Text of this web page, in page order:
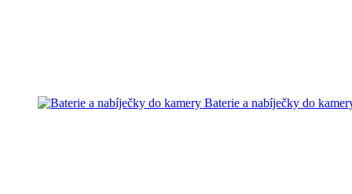
Baterie a nabíječky do